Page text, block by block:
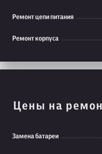
Ремонт цепи питания
Ремонт корпуса
Цены на
Замена батареи